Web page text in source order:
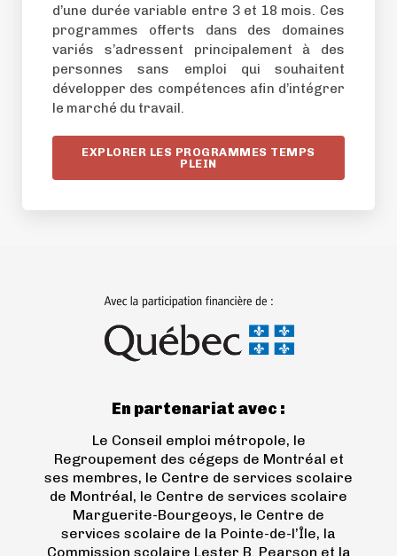
d’une durée variable entre 3 et 18 mois. Ces
programmes offerts dans des domaines
variés s’adressent principalement à des
personnes sans emploi qui souhaitent
développer des compétences afin d’intégrer
le marché du travail.
EXPLORER LES PROGRAMMES TEMPS
PLEIN
En partenariat avec :
Le Conseil emploi métropole, le
Regroupement des cégeps de Montréal et
ses membres, le Centre de services scolaire
de Montréal, le Centre de services scolaire
Marguerite-Bourgeoys, le Centre de
services scolaire de la Pointe-de-l’Île, la
Commission scolaire Lester B. Pearson et la